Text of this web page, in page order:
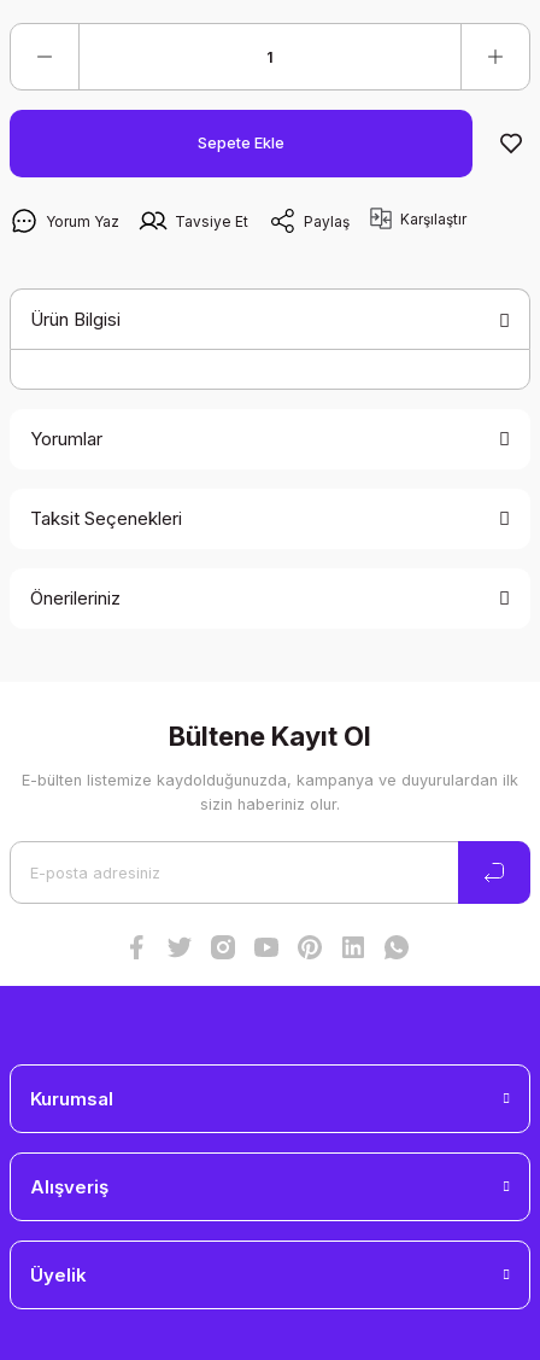
Sepete Ekle
Yorum Yaz Tavsiye Et Paylaş Karşılaştır
Ürün Bilgisi
Yorumlar
Taksit Seçenekleri
Önerileriniz
Görüş ve önerileriniz için teşekkür ederiz.
Ürün resmi kalitesiz, bozuk veya görüntülenemiyor.
Bültene Kayıt Ol
E-bülten listemize kaydolduğunuzda, kampanya ve duyurulardan ilk
sizin haberiniz olur.
Kurumsal
Alışveriş
Üyelik